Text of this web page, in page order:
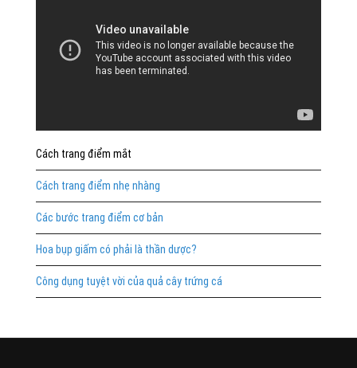
Cách trang điểm mắt
Cách trang điểm nhẹ nhàng
Các bước trang điểm cơ bản
Hoa bụp giấm có phải là thần dược?
Công dụng tuyệt vời của quả cây trứng cá